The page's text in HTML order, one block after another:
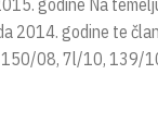
godine Na
godine te
150/08, 7l/10,